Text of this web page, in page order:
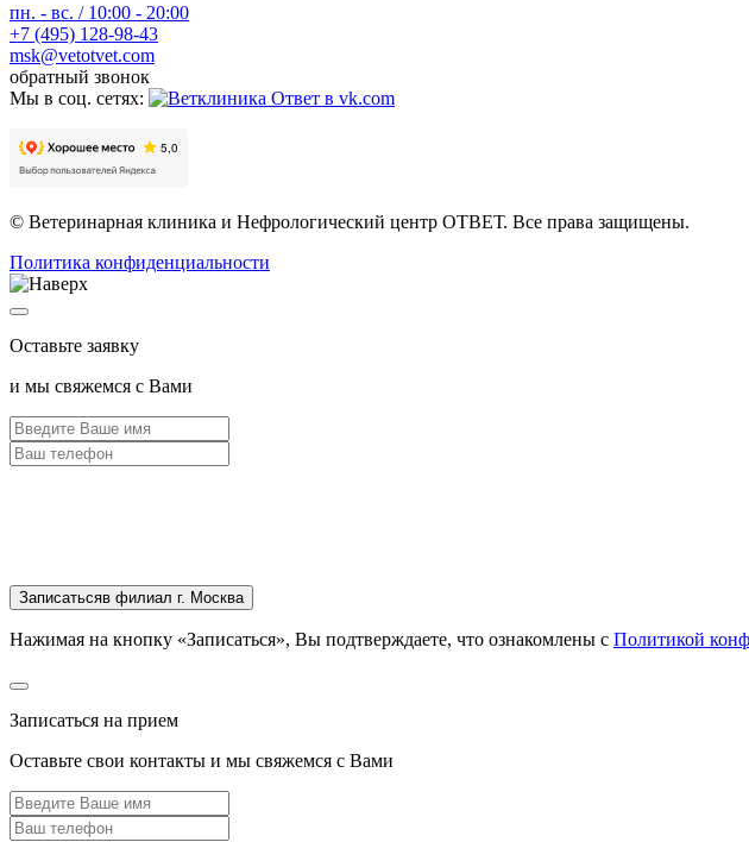
пн. - вс. / 10:00 - 20:00
+7 (495) 128-98-43
msk@vetotvet.com
обратный звонок
Мы в соц. сетях:
© Ветеринарная клиника и Нефрологический центр ОТВЕТ. Все права защищены.
Политика конфиденциальности
Оставьте заявку
и мы свяжемся с Вами
Записатьсяв филиал г. Москва
Нажимая на кнопку «Записаться», Вы подтверждаете, что ознакомлены с Политикой
Записаться на прием
Оставьте свои контакты и мы свяжемся с Вами